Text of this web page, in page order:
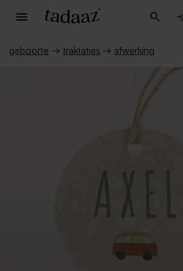
geboorte → traktaties → afwerking